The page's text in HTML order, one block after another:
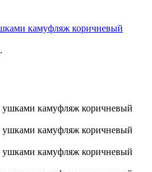
камуфляж коричневый